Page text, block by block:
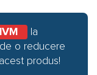
la
o reducere
produs!